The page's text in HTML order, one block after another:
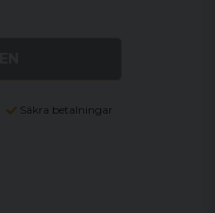
Säkra betalningar